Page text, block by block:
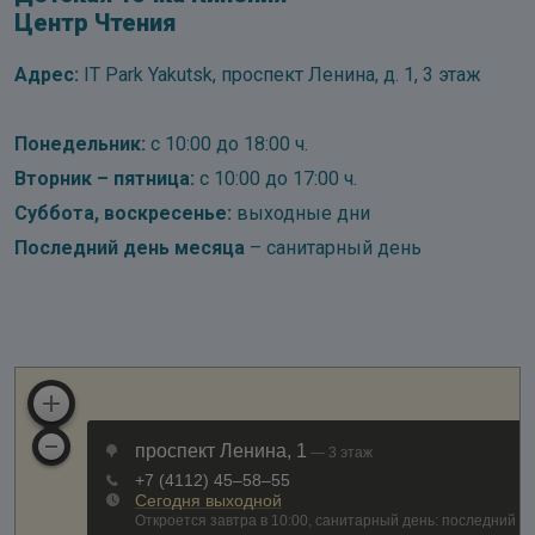
Центр Чтения
Адрес: IT Park Yakutsk, проспект Ленина, д. 1, 3 этаж
Понедельник: с 10:00 до 18:00 ч.
Вторник – пятница: с 10:00 до 17:00 ч.
Суббота, воскресенье: выходные дни
Последний день месяца – санитарный день